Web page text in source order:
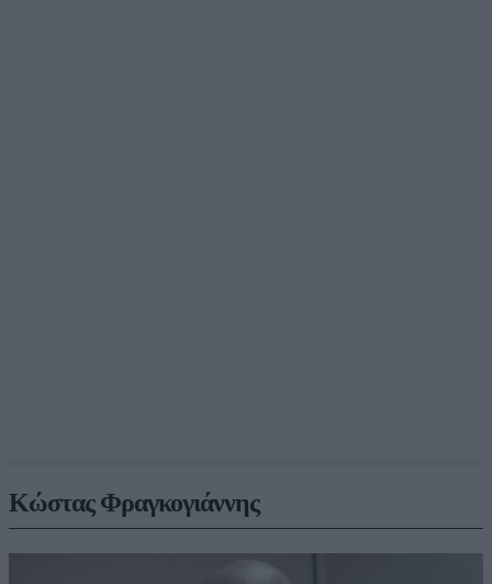
Κώστας Φραγκογιάννης